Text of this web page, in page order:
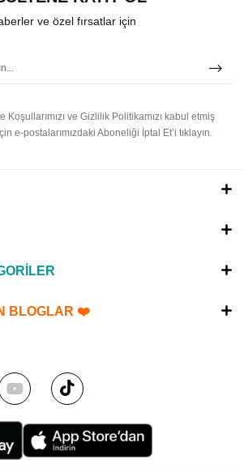
ve özel fırsatlar için
Koşullarımızı ve Gizlilik Politikamızı kabul etmiş
e-postalarımızdaki Aboneliği İptal Et’i tıklayın.
BLOGLAR ❤️